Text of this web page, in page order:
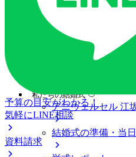
ブライダルフェア
ブライダルフェア
ブライダルフェア
私たちの結婚式
アニヴェルセル 江
結婚式の準備・当
予算の目安がわかる！
気軽にLINE相談
資料請求